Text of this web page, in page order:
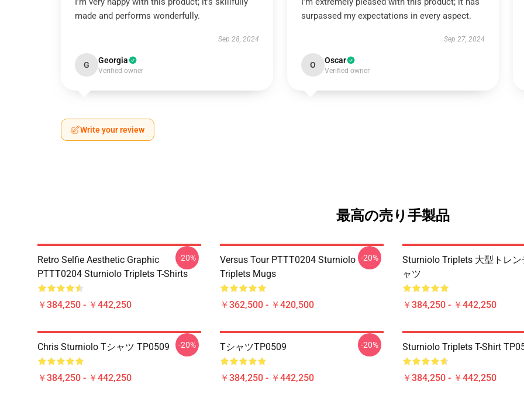
made and performs wonderfully.
Sep 28, 2024
G Georgia
Verified owner
surpassed my expectations in every aspect.
Sep 27, 2024
O Oscar
Verified owner
Write your review
最高の売り手製品
Retro Selfie Aesthetic Graphic
PTTT0204 Sturniolo Triplets T-Shirts
￥384,250 - ￥442,250
-20%
Versus Tour PTTT0204 Sturniolo
Triplets Mugs
￥362,500 - ￥420,500
-20%
Sturniolo Triplets 大型トレ
ャツ
￥384,250 - ￥442,250
Chris Sturniolo Tシャツ TP0509
￥384,250 - ￥442,250
-20% TシャツTP0509
￥384,250 - ￥442,250
-20% Sturniolo Triplets T-Shirt
￥384,250 - ￥442,250